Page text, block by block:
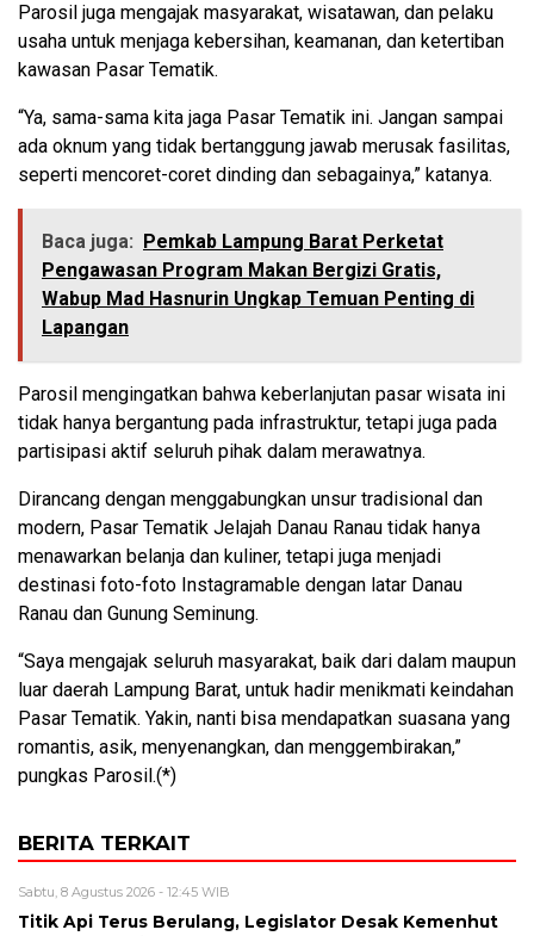
Parosil juga mengajak masyarakat, wisatawan, dan pelaku
usaha untuk menjaga kebersihan, keamanan, dan ketertiban
kawasan Pasar Tematik.
“Ya, sama-sama kita jaga Pasar Tematik ini. Jangan sampai
ada oknum yang tidak bertanggung jawab merusak fasilitas,
seperti mencoret-coret dinding dan sebagainya,” katanya.
Baca juga:
Pemkab Lampung Barat Perketat
Pengawasan Program Makan Bergizi Gratis,
Wabup Mad Hasnurin Ungkap Temuan Penting di
Lapangan
Parosil mengingatkan bahwa keberlanjutan pasar wisata ini
tidak hanya bergantung pada infrastruktur, tetapi juga pada
partisipasi aktif seluruh pihak dalam merawatnya.
Dirancang dengan menggabungkan unsur tradisional dan
modern, Pasar Tematik Jelajah Danau Ranau tidak hanya
menawarkan belanja dan kuliner, tetapi juga menjadi
destinasi foto-foto Instagramable dengan latar Danau
Ranau dan Gunung Seminung.
“Saya mengajak seluruh masyarakat, baik dari dalam maupun
luar daerah Lampung Barat, untuk hadir menikmati keindahan
Pasar Tematik. Yakin, nanti bisa mendapatkan suasana yang
romantis, asik, menyenangkan, dan menggembirakan,”
pungkas Parosil.(*)
BERITA TERKAIT
Sabtu, 8 Agustus 2026 - 12:45 WIB
Titik Api Terus Berulang, Legislator Desak Kemenhut